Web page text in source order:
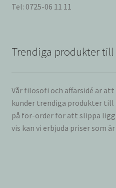
Tel: 0725-06 11 11
Trendiga produkter till
Vår filosofi och affärsidé är
kunder trendiga produkter till
på för-order för att slippa
vis kan vi erbjuda priser som